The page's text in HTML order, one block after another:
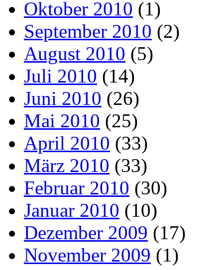
Oktober 2010 (1)
September 2010 (2)
August 2010 (5)
Juli 2010 (14)
Juni 2010 (26)
Mai 2010 (25)
April 2010 (33)
März 2010 (33)
Februar 2010 (30)
Januar 2010 (10)
Dezember 2009 (17)
November 2009 (1)